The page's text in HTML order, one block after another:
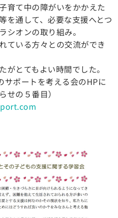
育て中の障がいをかかえた
を通して、必要な支援へとつ
シオンの取り組み。
ている方々との交流ができ
とてもよい時間でした。
ポートを考える会のHPに
せの５番目）